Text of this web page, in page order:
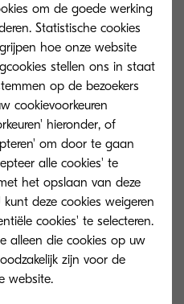
in
TK-8505Y
Yellow toner
om de goede werking
Statistische cookies
hoe onze website
stellen ons in staat
op de bezoekers
cookievoorkeuren
hieronder, of
om door te gaan
alle cookies' te
het opslaan van deze
deze cookies weigeren
cookies' te selecteren.
alleen die cookies op uw
zijn voor de